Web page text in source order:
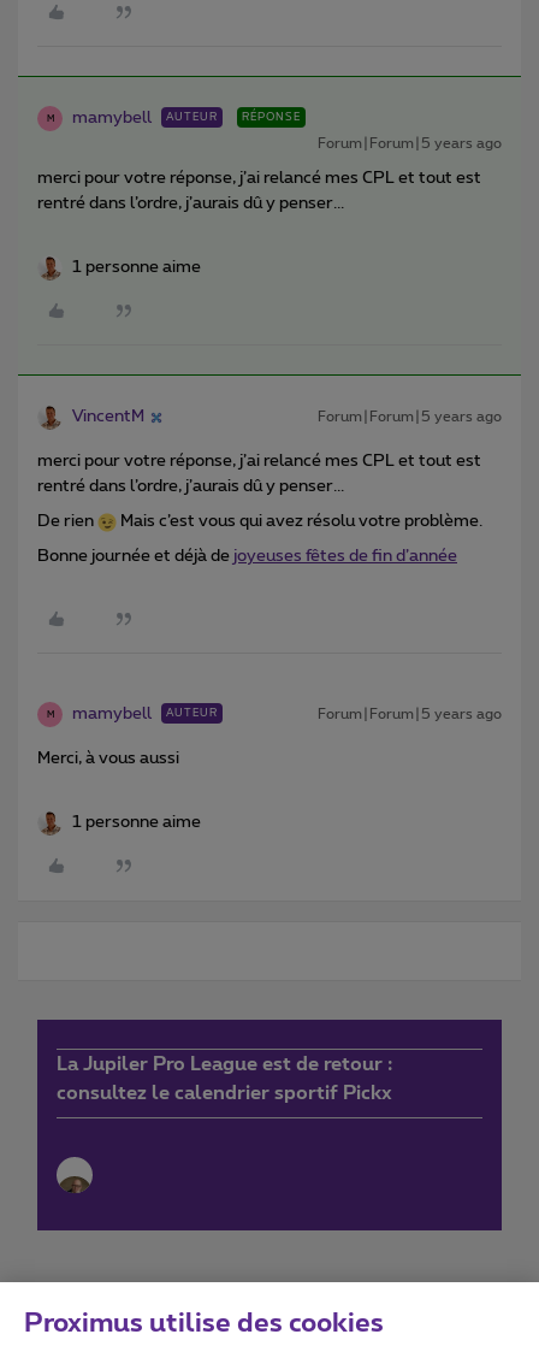
M mamybell AUTEUR RÉPONSE
Forum|Forum|5 years ago
merci pour votre réponse, j’ai relancé mes CPL et tout est
rentré dans l’ordre, j’aurais dû y penser...
1 personne aime
VincentM Forum|Forum|5 years ago
merci pour votre réponse, j’ai relancé mes CPL et tout est
rentré dans l’ordre, j’aurais dû y penser...
De rien Mais c’est vous qui avez résolu votre problème.
Bonne journée et déjà de joyeuses fêtes de fin d’année
M mamybell AUTEUR Forum|Forum|5 years ago
Merci, à vous aussi
1 personne aime
La Jupiler Pro League est de retour :
consultez le calendrier sportif Pickx
Proximus utilise des cookies